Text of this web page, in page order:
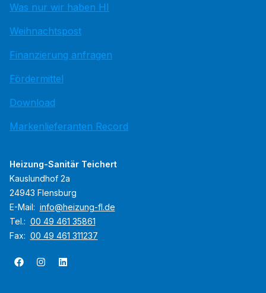
Was nur wir haben HI
Weihnachtspost
Finanzierung anfragen
Fördermittel
Download
Markenlieferanten Record
Heizung-Sanitär Teichert
Kauslundhof 2a
24943 Flensburg
E-Mail: info@heizung-fl.de
Tel.: 00 49 461 35861
Fax: 00 49 461 311237